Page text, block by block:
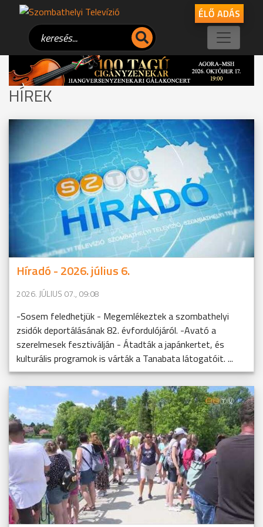
ÉLŐ ADÁS
HÍREK
Híradó - 2026. július 6.
2026. JÚLIUS 07., 09:08
-Sosem feledhetjük - Megemlékeztek a szombathelyi
zsidók deportálásának 82. évfordulójáról. -Avató a
szerelmesek fesztiválján - Átadták a japánkertet, és
kulturális programok is várták a Tanabata látogatóit. ...